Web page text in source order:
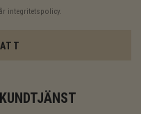
integritetspolicy.
KUNDTJÄNST